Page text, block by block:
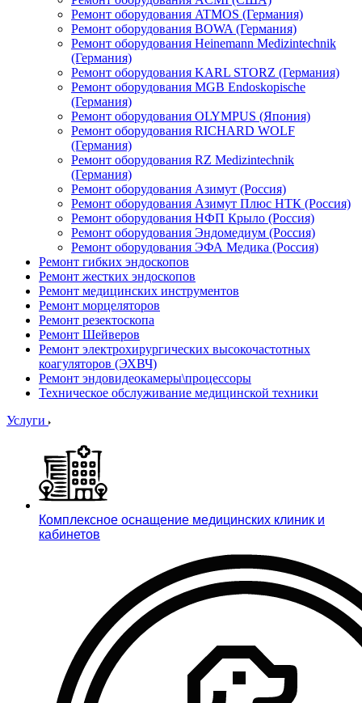
Ремонт оборудования ATMOS (Германия)
Ремонт оборудования BOWA (Германия)
Ремонт оборудования Heinemann Medizintechnik
(Германия)
Ремонт оборудования KARL STORZ (Германия)
Ремонт оборудования MGB Endoskopische
(Германия)
Ремонт оборудования OLYMPUS (Япония)
Ремонт оборудования RICHARD WOLF
(Германия)
Ремонт оборудования RZ Medizintechnik
(Германия)
Ремонт оборудования Азимут (Россия)
Ремонт оборудования Азимут Плюс НТК (Россия)
Ремонт оборудования НФП Крыло (Россия)
Ремонт оборудования Эндомедиум (Россия)
Ремонт оборудования ЭФА Медика (Россия)
Ремонт гибких эндоскопов
Ремонт жестких эндоскопов
Ремонт медицинских инструментов
Ремонт морцеляторов
Ремонт резектоскопа
Ремонт Шейверов
Ремонт электрохирургических высокочастотных
коагуляторов (ЭХВЧ)
Ремонт эндовидеокамеры\процессоры
Техническое обслуживание медицинской техники
Услуги
Комплексное оснащение медицинских клиник и
кабинетов